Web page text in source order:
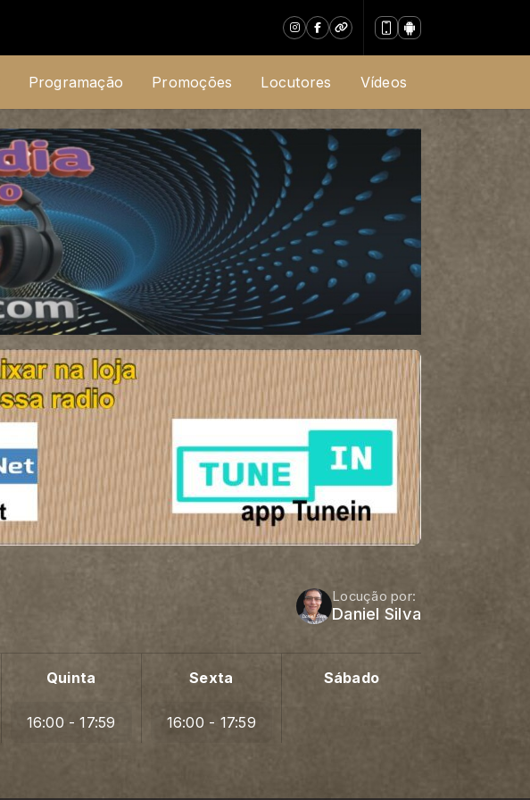
Programação Promoções Locutores Vídeos
Locução por:
Daniel Silva
Quinta
16:00 - 17:59
Sexta
16:00 - 17:59
Sábado